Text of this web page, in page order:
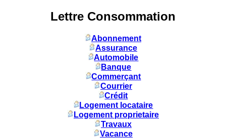
Lettre Consommation
Abonnement
Assurance
Automobile
Banque
Commerçant
Courrier
Crédit
Logement locataire
Logement proprietaire
Travaux
Vacance